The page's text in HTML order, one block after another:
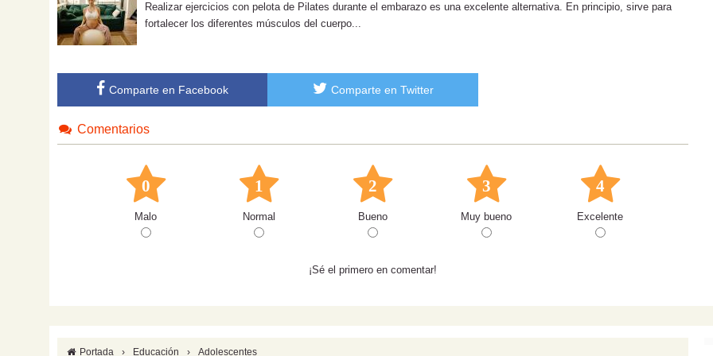
Realizar ejercicios con pelota de Pilates durante el embarazo es una excelente alternativa. En principio, sirve para
fortalecer los diferentes músculos del cuerpo...
Comparte en Facebook Comparte en Twitter
Comentarios
0
Malo
1
Normal
2
Bueno
3
Muy bueno
4
Excelente
¡Sé el primero en comentar!
Portada › Educación › Adolescentes